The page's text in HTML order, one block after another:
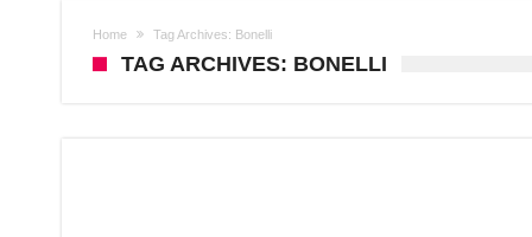
Home Tag Archives: Bonelli
TAG ARCHIVES: BONELLI